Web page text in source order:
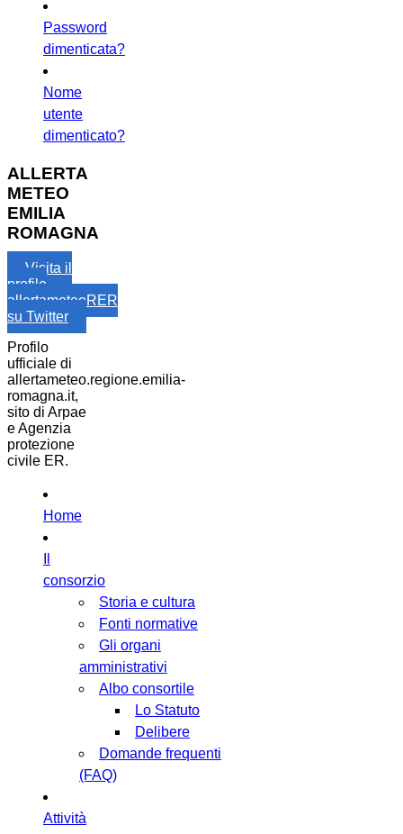
Password
dimenticata?
Nome
utente
dimenticato?
ALLERTA
METEO
EMILIA
ROMAGNA
Visita il
profilo
allertameteoRER
su Twitter
Profilo
ufficiale di
allertameteo.regione.emilia-
romagna.it,
sito di Arpae
e Agenzia
protezione
civile ER.
Home
consorzio
Storia e cultura
Fonti normative
Gli organi
amministrativi
Albo consortile
Lo Statuto
Delibere
Domande frequenti
(FAQ)
Attività